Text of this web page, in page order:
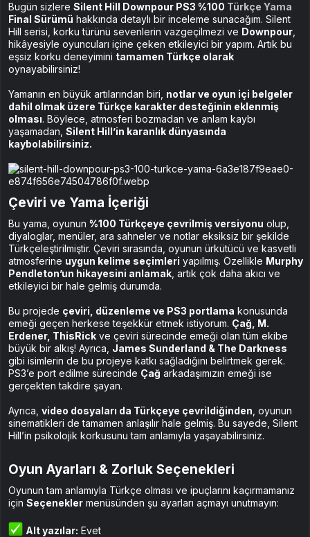
Bugün sizlere Silent Hill Downpour PS3 %100 Türkçe Yama
Final Sürümü hakkında detaylı bir inceleme sunacağım. Silent
Hill serisi, korku türünü sevenlerin vazgeçilmezi ve Downpour
hikâyesiyle oyuncuları içine çeken etkileyici bir yapım. Artık bu
eşsiz korku deneyimini tamamen Türkçe olarak
oynayabilirsiniz!
Yamanın en büyük artılarından biri, notlar ve oyun içi belgeler
dahil olmak üzere Türkçe karakter desteğinin eklenmiş
olması. Böylece, atmosferi bozmadan ve anlam kaybı
yaşamadan, Silent Hill’in karanlık dünyasında
kaybolabilirsiniz.
Çeviri ve Yama İçeriği
Bu yama, oyunun %100 Türkçeye çevrilmiş versiyonu olup,
diyaloglar, menüler, ara sahneler ve notlar eksiksiz bir şekilde
Türkçeleştirilmiştir. Çeviri sırasında, oyunun ürkütücü ve kasvetli
atmosferine uygun kelime seçimleri yapılmış. Özellikle Murphy
Pendleton’un hikayesini anlamak , artık çok daha akıcı ve
etkileyici bir hale gelmiş durumda.
Bu projede çeviri, düzenleme ve PS3 portlama konusunda
emeği geçen herkese teşekkür etmek istiyorum. Çağ, M.
Erdener, ThisRick ve çeviri sürecinde emeği olan tüm ekibe
büyük bir alkış! Ayrıca, James Sunderland & The Darkness
gibi isimlerin de bu projeye katkı sağladığını belirtmek gerek.
PS3’e port edilme sürecinde Çağ arkadaşımızın emeği ise
gerçekten takdire şayan.
Ayrıca, video dosyaları da Türkçeye çevrildiğinden , oyunun
sinematikleri de tamamen anlaşılır hale gelmiş. Bu sayede, Silent
Hill’in psikolojik korkusunu tam anlamıyla yaşayabilirsiniz.
Oyun Ayarları & Zorluk Seçenekleri
Oyunun tam anlamıyla Türkçe olması ve ipuçlarını kaçırmamanız
için Seçenekler menüsünden şu ayarları açmayı unutmayın:
Alt yazılar: Evet